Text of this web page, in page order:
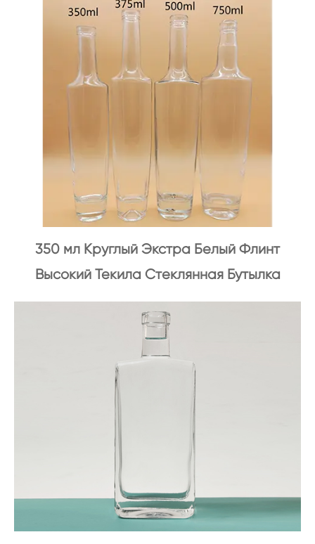
350 мл Круглый Экстра Белый Флинт
Высокий Текила Стеклянная Бутылка